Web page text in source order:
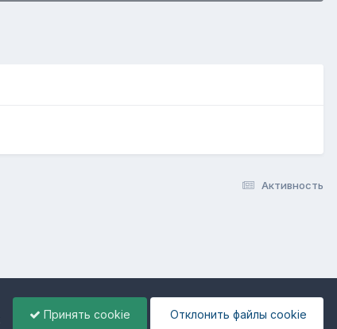
Активность
Принять cookie Отклонить файлы сookie